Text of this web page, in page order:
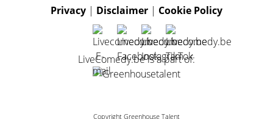
Privacy | Disclaimer | Cookie Policy
LiveComedy.be is a part of:
Copyright Greenhouse Talent